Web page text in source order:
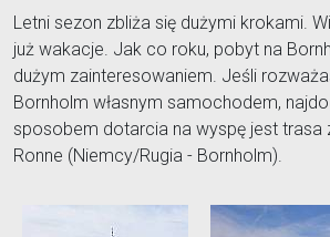
Letni sezon zbliża się dużymi krokami.
już wakacje. Jak co roku, pobyt na
dużym zainteresowaniem. Jeśli
Bornholm własnym samochodem,
sposobem dotarcia na wyspę jest trasa
Ronne (Niemcy/Rugia - Bornholm).